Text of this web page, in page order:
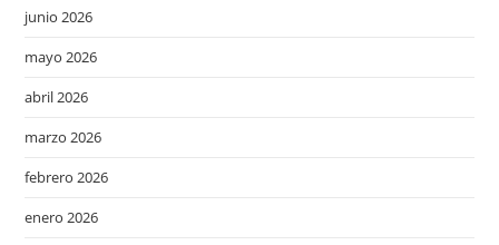
junio 2026
mayo 2026
abril 2026
marzo 2026
febrero 2026
enero 2026